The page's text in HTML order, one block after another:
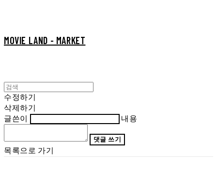
MOVIE LAND - MARKET
수정하기
삭제하기
글쓴이
내용
댓글 쓰기
목록으로 가기